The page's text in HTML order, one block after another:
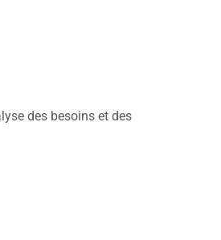
des besoins et des